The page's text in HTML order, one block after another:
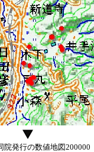
発行の数値地図